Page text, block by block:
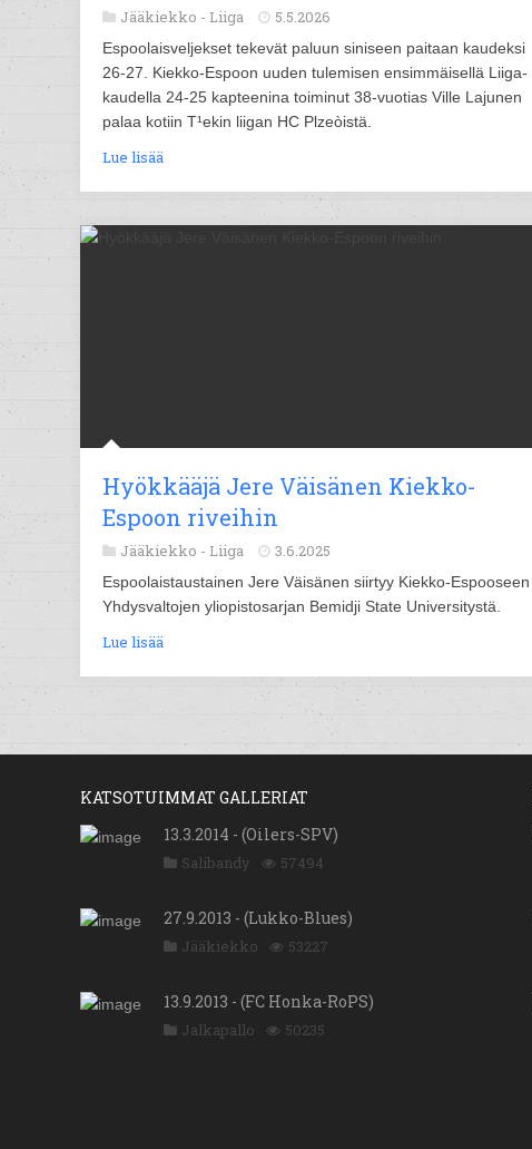
Jääkiekko - Liiga 5.5.2026
Espoolaisveljekset tekevät paluun siniseen paitaan kaudeksi
26-27. Kiekko-Espoon uuden tulemisen ensimmäisellä Liiga-
kaudella 24-25 kapteenina toiminut 38-vuotias Ville Lajunen
palaa kotiin T¹ekin liigan HC Plzeòistä.
Lue lisää
Hyökkääjä Jere Väisänen Kiekko-
Espoon riveihin
Jääkiekko - Liiga 3.6.2025
Espoolaistaustainen Jere Väisänen siirtyy Kiekko-Espooseen
Yhdysvaltojen yliopistosarjan Bemidji State Universitystä.
Lue lisää
KATSOTUIMMAT GALLERIAT
13.3.2014 - (Oilers-SPV)
Salibandy 57494
27.9.2013 - (Lukko-Blues)
Jääkiekko 53227
13.9.2013 - (FC Honka-RoPS)
Jalkapallo 50235